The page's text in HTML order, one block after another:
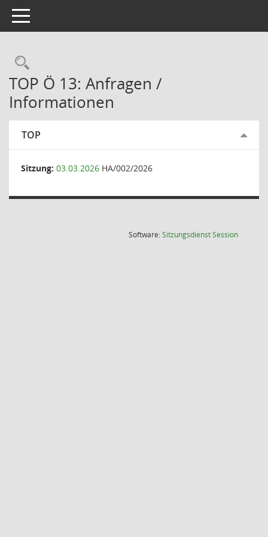
Toggle navigation
Rechercheauswahl
TOP Ö 13: Anfragen /
Informationen
TOP
Sitzung: 03.03.2026 HA/002/2026
Software:SitzungsdienstSession(Wird in